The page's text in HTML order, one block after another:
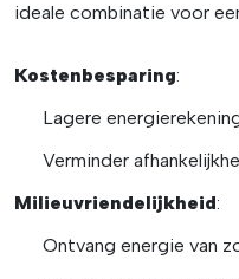
ideale combinatie voor
Kostenbesparing:
Lagere
Verminder
Milieuvriendelijkheid:
Ontvang energie van